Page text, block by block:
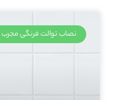
نصاب توالت فرنگی مجرب